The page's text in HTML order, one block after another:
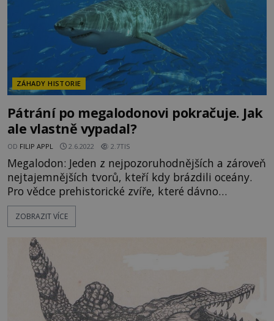
ZÁHADY HISTORIE
Pátrání po megalodonovi pokračuje. Jak
ale vlastně vypadal?
OD FILIP APPL 2.6.2022 2.7TIS
Megalodon: Jeden z nejpozoruhodnějších a zároveň
nejtajemnějších tvorů, kteří kdy brázdili oceány.
Pro vědce prehistorické zvíře, které dávno
vyvinulo, ale o kterém se toho stále můžeme
mnoho dozvědět, pro kryptozoology pak tvor,
hlubinách. Ať už je to jakkoliv, informací o něm
máme jen velmi málo. Vycházejí v
ZOBRAZIT VÍCE